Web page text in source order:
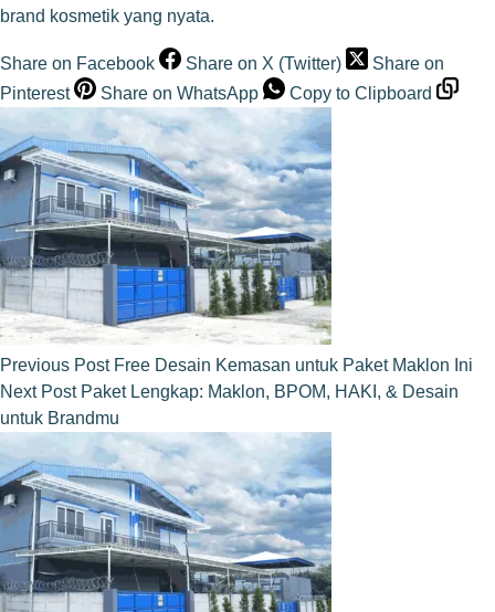
brand kosmetik yang nyata.
Share on Facebook Share on X (Twitter)
Share on
Pinterest
Share on WhatsApp Copy to Clipboard
Previous Post Free Desain Kemasan untuk Paket Maklon Ini
Next Post Paket Lengkap: Maklon, BPOM, HAKI, & Desain
untuk Brandmu